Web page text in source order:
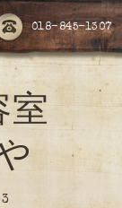
018-845-1307
室
33